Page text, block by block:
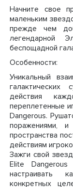
Начните свое
маленьким
прежде чем
легендарной
беспощадной
Особенности:
Уникальный
действия
переплетенные
Dangerous.
поражениями, и
пространства
действиям
Зажги свой
Elite
настраивать
конкретных